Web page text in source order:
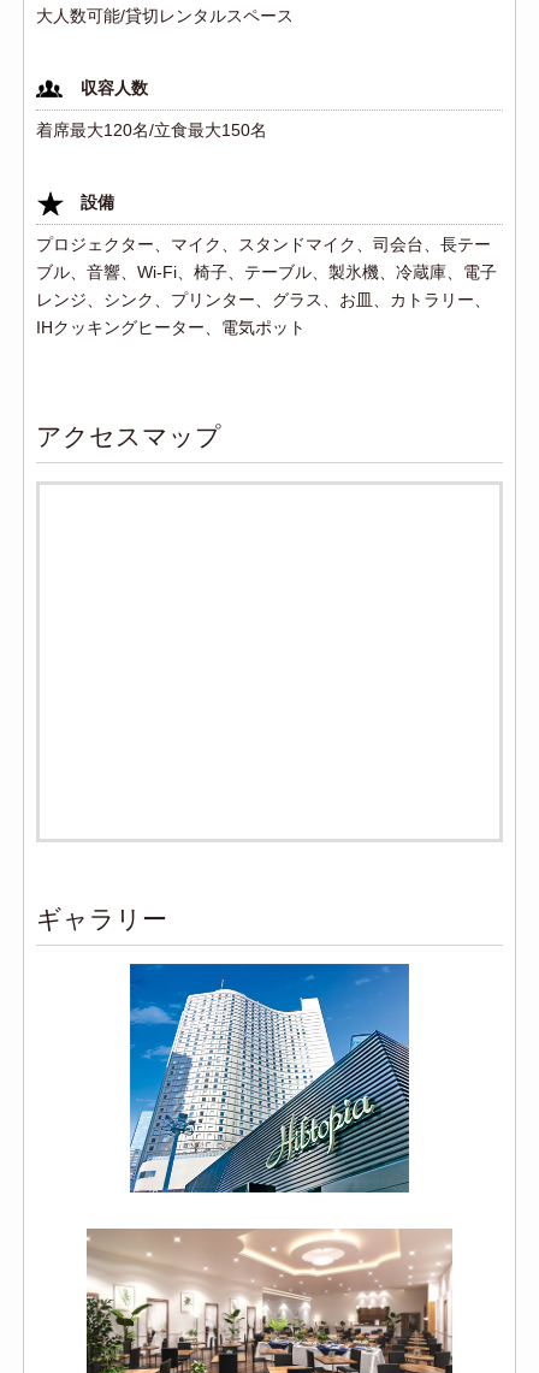
大人数可能/貸切レンタルスペース
収容人数
着席最大120名/立食最大150名
設備
プロジェクター、マイク、スタンドマイク、司会台、長テー
ブル、音響、Wi-Fi、椅子、テーブル、製氷機、冷蔵庫、電子
レンジ、シンク、プリンター、グラス、お皿、カトラリー、
IHクッキングヒーター、電気ポット
アクセスマップ
ギャラリー